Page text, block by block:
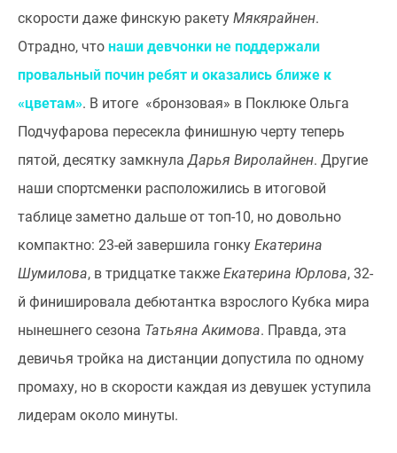
скорости даже финскую ракету Мякярайнен.
Отрадно, что наши девчонки не поддержали
провальный почин ребят и оказались ближе к
«цветам». В итоге «бронзовая» в Поклюке Ольга
Подчуфарова пересекла финишную черту теперь
пятой, десятку замкнулаДарья Виролайнен. Другие
наши спортсменки расположились в итоговой
таблице заметно дальше от топ-10, но довольно
компактно: 23-ей завершила гонку Екатерина
Шумилова, в тридцатке также Екатерина Юрлова, 32-
й финишировала дебютантка взрослого Кубка мира
нынешнего сезона Татьяна Акимова. Правда, эта
девичья тройка на дистанции допустила по одному
промаху, но в скорости каждая из девушек уступила
лидерам около минуты.